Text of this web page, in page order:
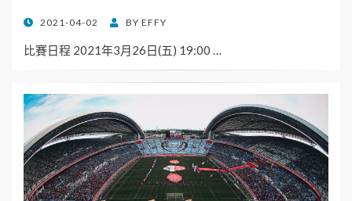
POSTED
2021-04-02 BY EFFY
比賽日程 2021年3月26日(五) 19:00 …